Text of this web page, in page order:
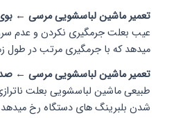
تعمیر ماشین لباسشویی مرسی ←
عیب بعلت جرمگیری نکردن و عدم
میدهد که با جرمگیری مرتب در طول
تعمیر ماشین لباسشویی مرسی ←
طبیعی ماشین لباسشویی بعلت
شدن بلبرینگ های دستگاه رخ